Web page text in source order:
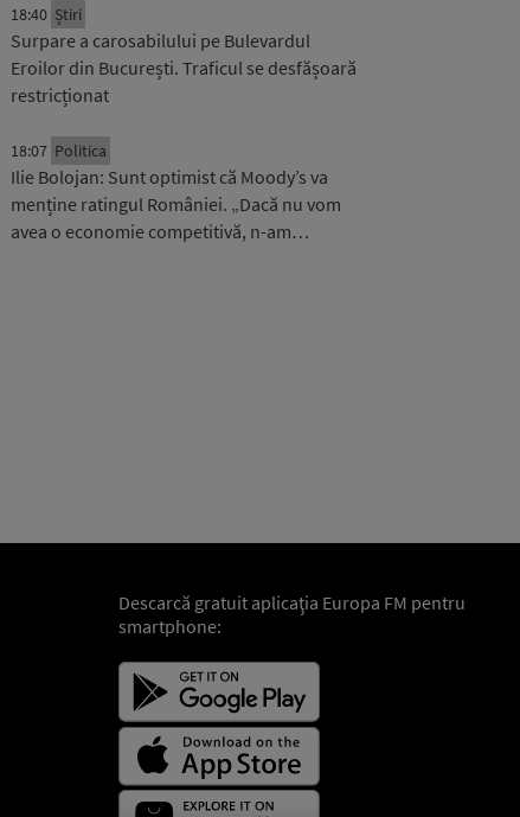
18:40 Știri
Surpare a carosabilului pe Bulevardul
Eroilor din București. Traficul se desfășoară
restricționat
18:07 Politica
Ilie Bolojan: Sunt optimist că Moody’s va
menține ratingul României. „Dacă nu vom
avea o economie competitivă, n-am…
Descarcă gratuit aplicaţia Europa FM pentru
smartphone: